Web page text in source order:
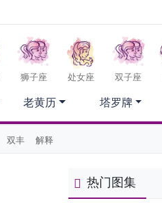
狮子座 处女座 双子座
双丰 解释
老黄历 塔罗牌
热门图集